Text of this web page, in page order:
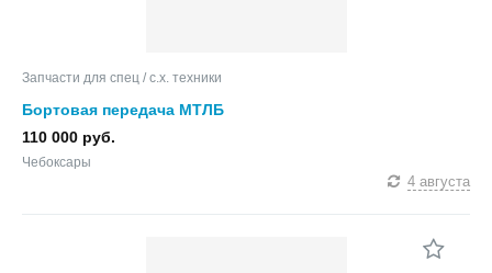
Запчасти для спец / с.х. техники
Бортовая передача МТЛБ
110 000 руб.
Чебоксары
4 августа